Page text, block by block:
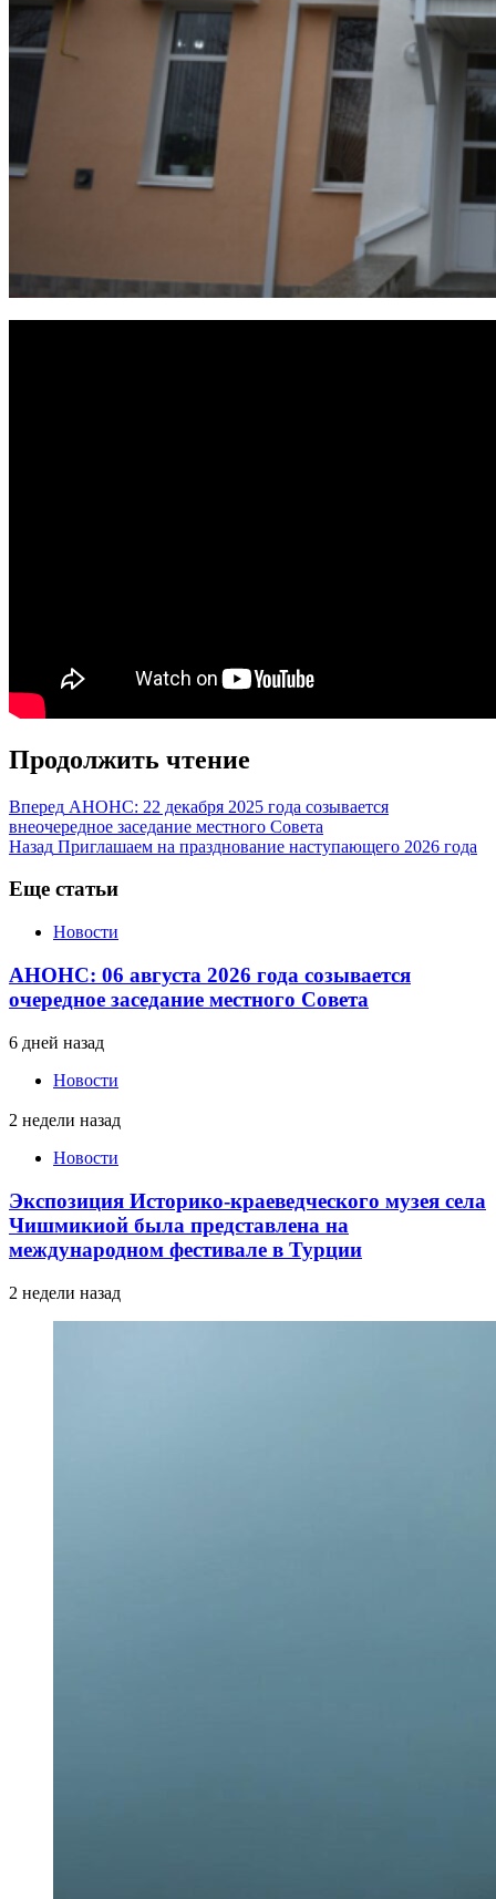
Продолжить чтение
Вперед АНОНС: 22 декабря 2025 года созывается
внеочередное заседание местного Совета
Назад Приглашаем на празднование наступающего 2026 года
Еще статьи
Новости
АНОНС: 06 августа 2026 года созывается
очередное заседание местного Совета
6 дней назад
Новости
2 недели назад
Новости
Экспозиция Историко-краеведческого музея села
Чишмикиой была представлена на
международном фестивале в Турции
2 недели назад